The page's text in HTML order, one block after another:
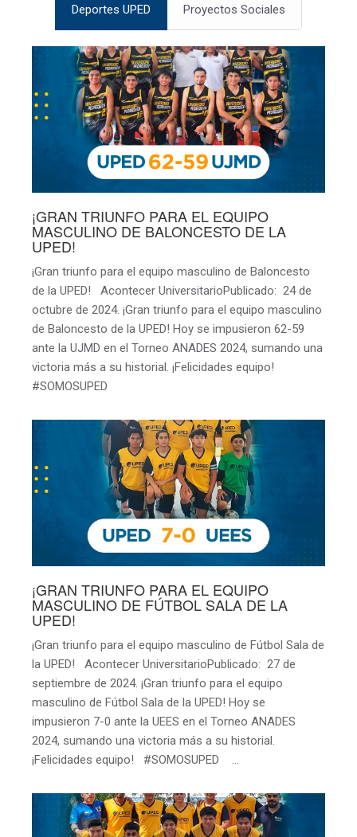
Deportes UPED Proyectos Sociales
¡GRAN TRIUNFO PARA EL EQUIPO
MASCULINO DE BALONCESTO DE LA
UPED!
¡Gran triunfo para el equipo masculino de Baloncesto
de la UPED! Acontecer UniversitarioPublicado: 24 de
octubre de 2024. ¡Gran triunfo para el equipo masculino
de Baloncesto de la UPED! Hoy se impusieron 62-59
ante la UJMD en el Torneo ANADES 2024, sumando una
victoria más a su historial. ¡Felicidades equipo!
#SOMOSUPED
¡GRAN TRIUNFO PARA EL EQUIPO
MASCULINO DE FÚTBOL SALA DE LA
UPED!
¡Gran triunfo para el equipo masculino de Fútbol Sala de
la UPED! Acontecer UniversitarioPublicado: 27 de
septiembre de 2024. ¡Gran triunfo para el equipo
masculino de Fútbol Sala de la UPED! Hoy se
impusieron 7-0 ante la UEES en el Torneo ANADES
2024, sumando una victoria más a su historial.
¡Felicidades equipo! #SOMOSUPED …